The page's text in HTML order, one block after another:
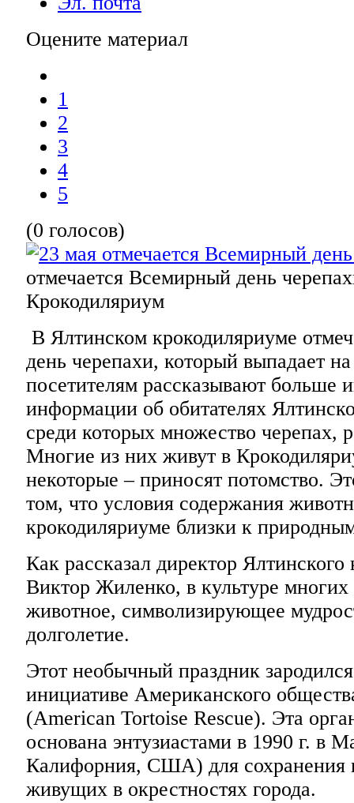
Оцените материал
1
2
3
4
5
(0 голосов)
отмечается Всемирный день
Крокодиляриум
В Ялтинском крокодиляриуме
день черепахи, который выпадает
посетителям рассказывают больше
информации об обитателях
среди которых множество черепах,
Многие из них живут в
некоторые – приносят потомство.
том, что условия содержания
крокодиляриуме близки к
Как рассказал директор
Виктор Жиленко, в культуре многих
животное, символизирующее
долголетие.
Этот необычный праздник
инициативе Американского
(American Tortoise Rescue). Эта
основана энтузиастами в 1990 г. в
Калифорния, США) для сохранения
живущих в окрестностях города.